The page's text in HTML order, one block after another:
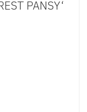
PANSY‘